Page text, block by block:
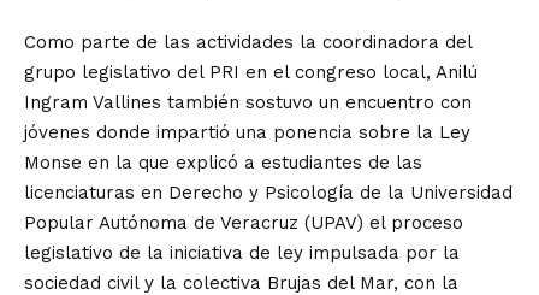
Como parte de las actividades la coordinadora del
grupo legislativo del PRI en el congreso local, Anilú
Ingram Vallines también sostuvo un encuentro con
jóvenes donde impartió una ponencia sobre la Ley
Monse en la que explicó a estudiantes de las
licenciaturas en Derecho y Psicología de la Universidad
Popular Autónoma de Veracruz (UPAV) el proceso
legislativo de la iniciativa de ley impulsada por la
sociedad civil y la colectiva Brujas del Mar, con la